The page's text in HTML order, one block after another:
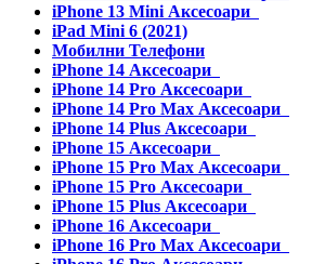
iPhone 13 Mini Аксесоари
iPad Mini 6 (2021)
Мобилни Телефони
iPhone 14 Аксесоари
iPhone 14 Pro Аксесоари
iPhone 14 Pro Max Аксесоари
iPhone 14 Plus Аксесоари
iPhone 15 Аксесоари
iPhone 15 Pro Max Аксесоари
iPhone 15 Pro Аксесоари
iPhone 15 Plus Аксесоари
iPhone 16 Аксесоари
iPhone 16 Pro Max Аксесоари